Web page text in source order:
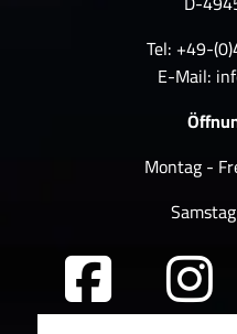
Tel: +49-
E-Mail:
Montag -